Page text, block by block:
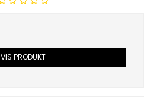
VIS PRODUKT